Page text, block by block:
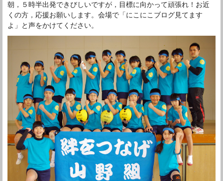
朝，５時半出発できびしいですが，目標に向かって頑張れ！お近
くの方，応援お願いします。会場で「にこにこブログ見てます
よ」と声をかけてください。